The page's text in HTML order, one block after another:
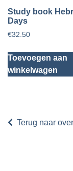
Study book
Days
€32.50
Toevoegen aan
winkelwagen
Terug naar